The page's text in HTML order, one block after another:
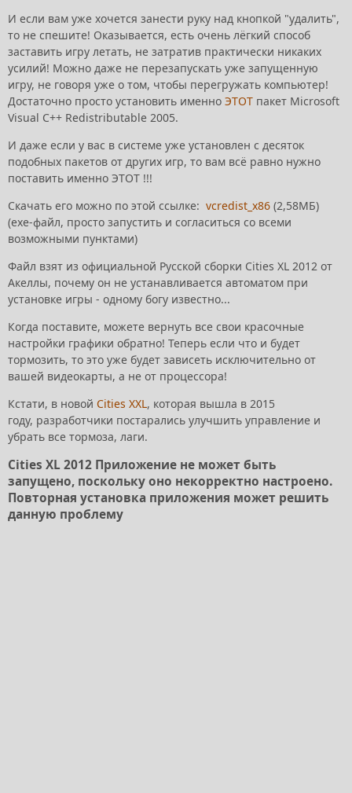
И если вам уже хочется занести руку над кнопкой "удалить",
то не спешите! Оказывается, есть очень лёгкий способ
заставить игру летать, не затратив практически никаких
усилий! Можно даже не перезапускать уже запущенную
игру, не говоря уже о том, чтобы перегружать компьютер!
Достаточно просто установить именно ЭТОТ пакет Microsoft
Visual C++ Redistributable 2005.
И даже если у вас в системе уже установлен с десяток
подобных пакетов от других игр, то вам всё равно нужно
поставить именно ЭТОТ !!!
Скачать его можно по этой ссылке: vcredist_x86 (2,58МБ)
(exe-файл, просто запустить и согласиться со всеми
возможными пунктами)
Файл взят из официальной Русской сборки Cities XL 2012 от
Акеллы, почему он не устанавливается автоматом при
установке игры - одному богу известно...
Когда поставите, можете вернуть все свои красочные
настройки графики обратно! Теперь если что и будет
тормозить, то это уже будет зависеть исключительно от
вашей видеокарты, а не от процессора!
Кстати, в новой Cities XXL, которая вышла в 2015
году, разработчики постарались улучшить управление и
убрать все тормоза, лаги.
Cities XL 2012 Приложение не может быть
запущено, поскольку оно некорректно настроено.
Повторная установка приложения может решить
данную проблему